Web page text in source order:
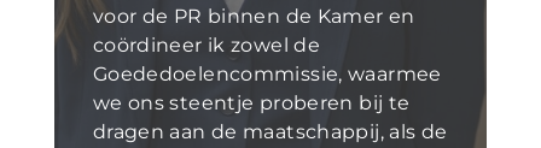
voor de PR binnen de Kamer en
coördineer ik zowel de
Goededoelencommissie, waarmee
we ons steentje proberen bij te
dragen aan de maatschappij, als de